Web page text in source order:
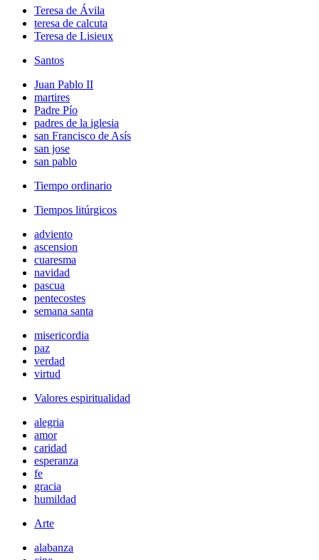
Teresa de Ávila
teresa de calcuta
Teresa de Lisieux
Santos
Juan Pablo II
martires
Padre Pío
padres de la iglesia
san Francisco de Asís
san jose
san pablo
Tiempo ordinario
Tiempos litúrgicos
adviento
ascension
cuaresma
navidad
pascua
pentecostes
semana santa
misericordia
paz
verdad
virtud
Valores espiritualidad
alegria
amor
caridad
esperanza
fe
gracia
humildad
Arte
alabanza